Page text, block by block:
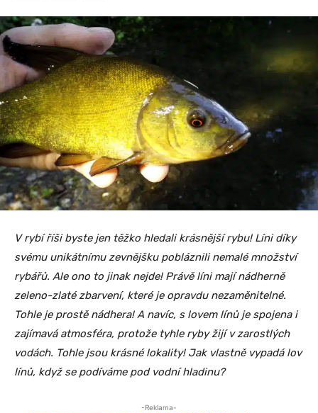
V rybí říši byste jen těžko hledali krásnější rybu! Líni díky
svému unikátnímu zevnějšku pobláznili nemalé množství
rybářů. Ale ono to jinak nejde! Právě líni mají nádherně
zeleno-zlaté zbarvení, které je opravdu nezaměnitelné.
Tohle je prostě nádhera! A navíc, s lovem línů je spojena i
zajímavá atmosféra, protože tyhle ryby žijí v zarostlých
vodách. Tohle jsou krásné lokality! Jak vlastně vypadá lov
línů, když se podíváme pod vodní hladinu?
-Reklama-